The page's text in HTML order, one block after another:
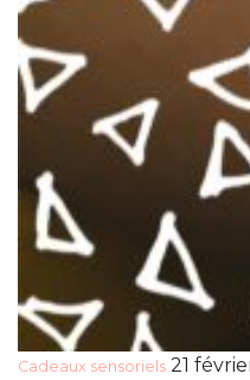
Cadeaux sensoriels 21